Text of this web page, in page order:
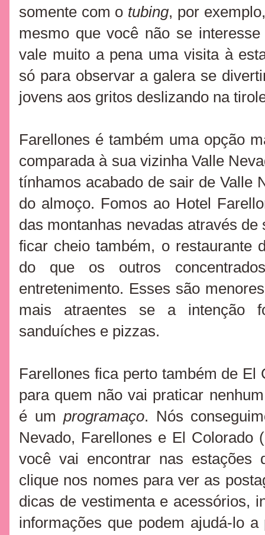
somente com o tubing, por
mesmo que você não se
vale muito a pena uma visita à
só para observar a galera se
jovens aos gritos deslizando na
Farellones é também uma opção
comparada à sua vizinha Valle
tínhamos acabado de sair de Valle
do almoço. Fomos ao Hotel
das montanhas nevadas através
ficar cheio também, o restaurante
do que os outros
entretenimento. Esses são
mais atraentes se a intenção
sanduíches e pizzas.
Farellones fica perto também de
para quem não vai praticar
é umprogramaço. Nós
Nevado, Farellones e El Colorado
você vai encontrar nas estações
clique nos nomes para ver as
dicas de vestimenta e acessórios,
informações que podem ajudá-lo